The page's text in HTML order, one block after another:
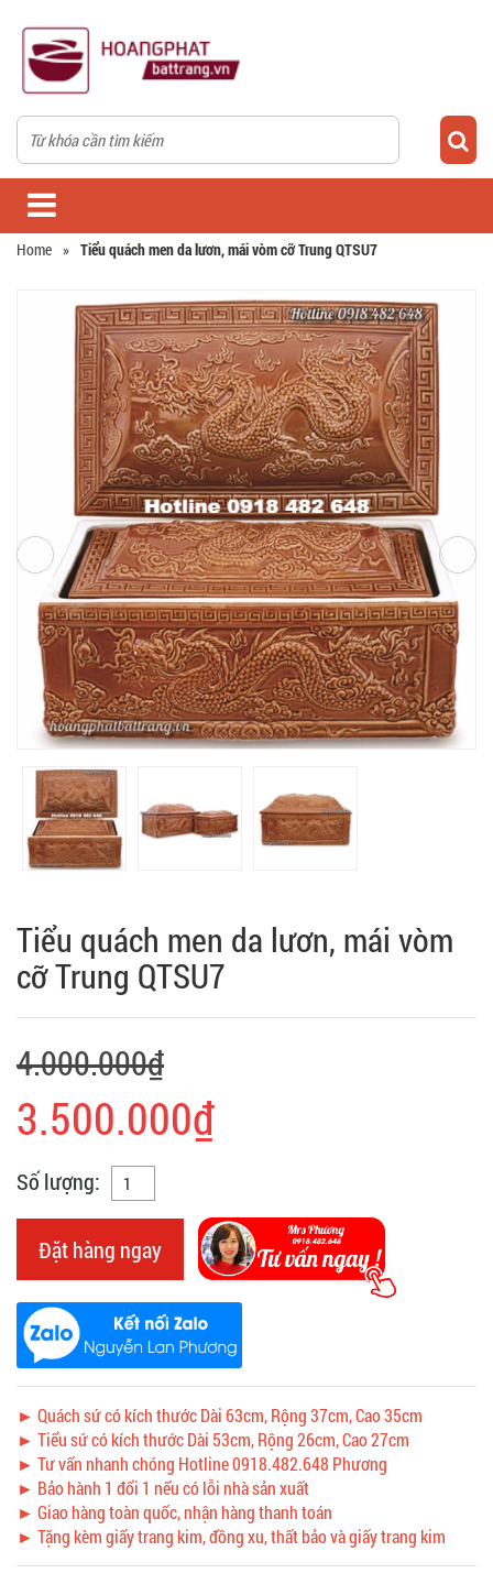
Home » Tiểu quách men da lươn, mái vòm cỡ Trung QTSU7
Tiểu quách men da lươn, mái vòm
cỡ Trung QTSU7
4.000.000₫
3.500.000₫
Số lượng:
Đặt hàng ngay
► Quách sứ có kích thước Dài 63cm, Rộng 37cm, Cao 35cm
► Tiểu sứ có kích thước Dài 53cm, Rộng 26cm, Cao 27cm
► Tư vấn nhanh chóng Hotline 0918.482.648 Phương
► Bảo hành 1 đổi 1 nếu có lỗi nhà sản xuất
► Giao hàng toàn quốc, nhận hàng thanh toán
► Tặng kèm giấy trang kim, đồng xu, thất bảo và giấy trang kim